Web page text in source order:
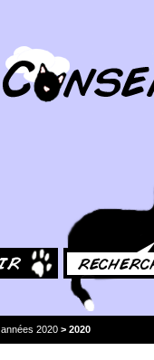
années 2020 > 2020